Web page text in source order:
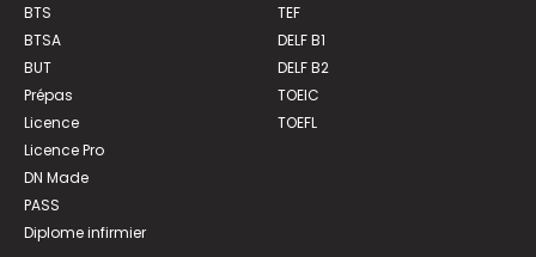
BTS
BTSA
BUT
Prépas
Licence
Licence Pro
DN Made
PASS
Diplome infirmier
TEF
DELF B1
DELF B2
TOEIC
TOEFL